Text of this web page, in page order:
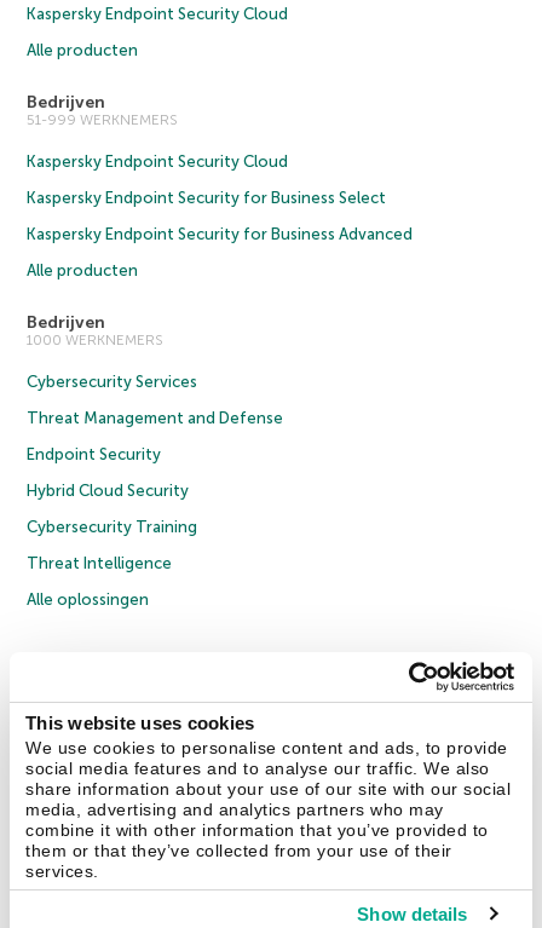
This website uses cookies
We use cookies to personalise content and ads, to provide
social media features and to analyse our traffic. We also
share information about your use of our site with our social
media, advertising and analytics partners who may
combine it with other information that you’ve provided to
them or that they’ve collected from your use of their
services.
Show details
Kaspersky Endpoint Security Cloud
Alle producten
Bedrijven
51-999 WERKNEMERS
Kaspersky Endpoint Security Cloud
Kaspersky Endpoint Security for Business Select
Kaspersky Endpoint Security for Business Advanced
Alle producten
Bedrijven
1000 WERKNEMERS
Cybersecurity Services
Threat Management and Defense
Endpoint Security
Hybrid Cloud Security
Cybersecurity Training
Threat Intelligence
Alle oplossingen
Privacybeleid
Licentieovereenkomst B2B
Cookies
Contact Us Over ons Partners Blog Resource Center
Persberichten
Vertrouwen in Kaspersky
Securelist Eugene Personal Blog